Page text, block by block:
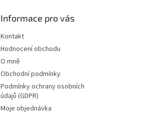
Informace pro vás
Kontakt
Hodnocení obchodu
O mně
Obchodní podmínky
Podmínky ochrany osobních
údajů (GDPR)
Moje objednávka